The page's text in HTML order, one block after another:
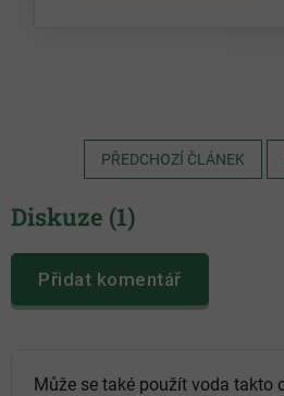
PŘEDCHOZÍ ČLÁNEK
Diskuze (1)
Přidat komentář
V
Může se také použít voda takto